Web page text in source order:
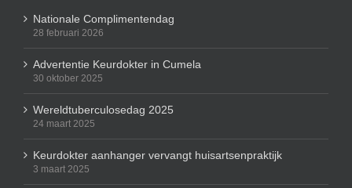
Nationale Complimentendag
28 februari 2026
Advertentie Keurdokter in Cumela
30 oktober 2025
Wereldtuberculosedag 2025
24 maart 2025
Keurdokter aanhanger vervangt huisartsenpraktijk
3 maart 2025